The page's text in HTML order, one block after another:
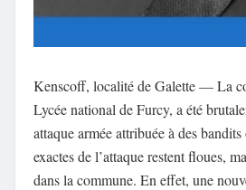
Kenscoff, localité de Galette — La
Lycée national de Furcy, a été
attaque armée attribuée à des
exactes de l’attaque restent floues,
dans la commune. En effet, une